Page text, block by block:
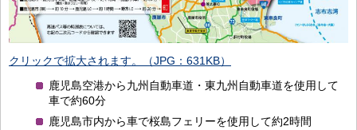
クリックで拡大されます。（JPG：631KB）
鹿児島空港から九州自動車道・東九州自動車道を使用して
車で約60分
鹿児島市内から車で桜島フェリーを使用して約2時間